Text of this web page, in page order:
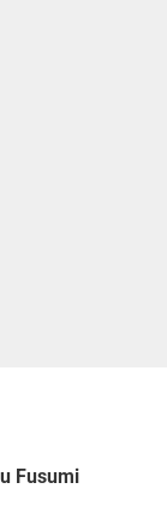
Fusumi